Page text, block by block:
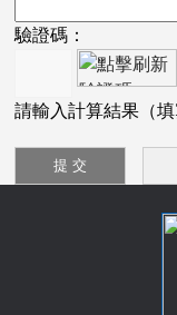
驗證碼：
請輸入計算結果（